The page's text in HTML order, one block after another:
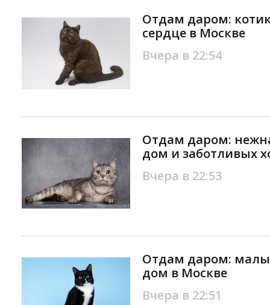
Отдам даром:
сердце в Москве
Вчера в 22:54
Отдам даром:
дом и заботливых
Вчера в 22:53
Отдам даром:
дом в Москве
Вчера в 22:51